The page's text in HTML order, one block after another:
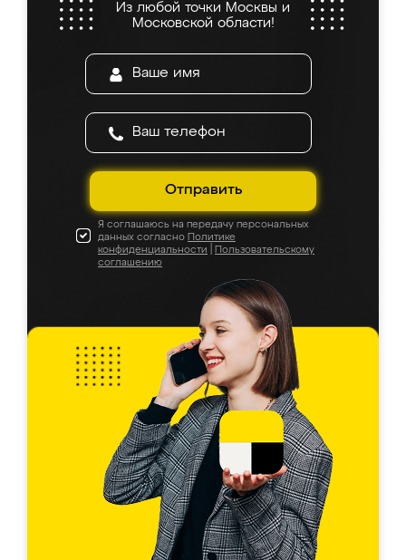
Из любой точки Москвы и
Московской области!
Отправить
Я соглашаюсь на передачу персональных
данных согласно Политике
конфиденциальности
Пользовательскому
соглашению